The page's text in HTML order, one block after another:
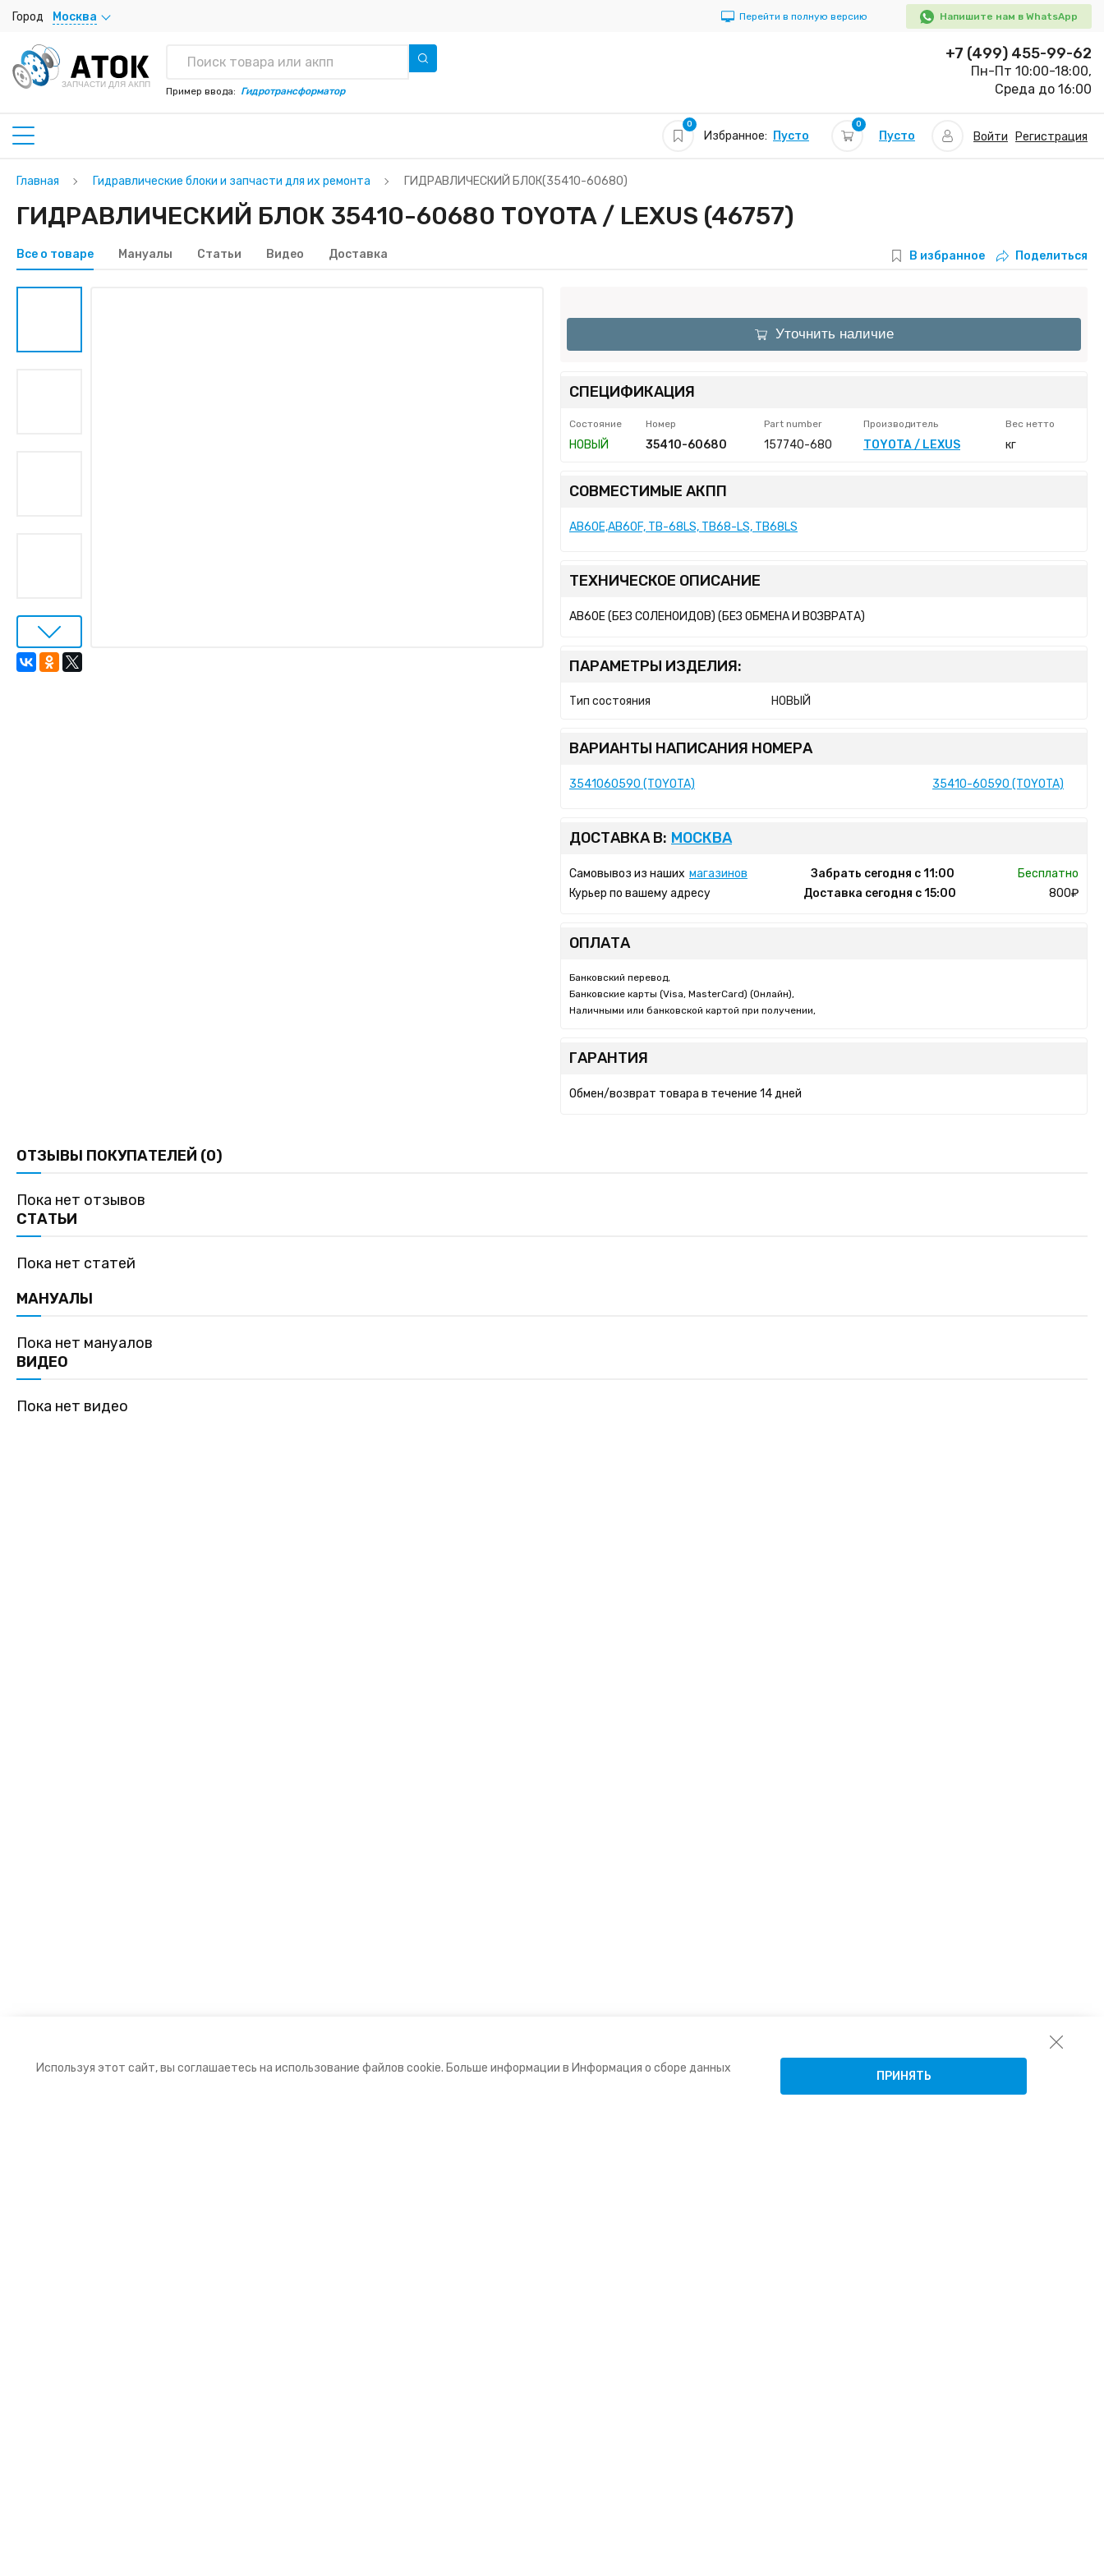
Город Москва Перейти в полную версию Напишите нам в WhatsApp
ЗАПЧАСТИ ДЛЯ АКПП
Пример ввода: Гидротрансформатор
+7 (499) 455-99-62
Пн-Пт 10:00-18:00,
Среда до 16:00
0
Избранное: Пусто
0
Пусто Войти Регистрация
Главная Гидравлические блоки и запчасти для их ремонта ГИДРАВЛИЧЕСКИЙ БЛОК(35410-60680)
ГИДРАВЛИЧЕСКИЙ БЛОК 35410-60680 TOYOTA / LEXUS (46757)
Все о товаре Мануалы Статьи Видео Доставка В избранное Поделиться
Уточнить наличие
СПЕЦИФИКАЦИЯ
Состояние Номер Part number Производитель Вес нетто
НОВЫЙ 35410-60680 157740-680 TOYOTA / LEXUS кг
СОВМЕСТИМЫЕ АКПП
AB60E,AB60F, TB-68LS, TB68-LS, TB68LS
ТЕХНИЧЕСКОЕ ОПИСАНИЕ
AB60E (БЕЗ СОЛЕНОИДОВ) (БЕЗ ОБМЕНА И ВОЗВРАТА)
ПАРАМЕТРЫ ИЗДЕЛИЯ:
Тип состояния НОВЫЙ
ВАРИАНТЫ НАПИСАНИЯ НОМЕРА
3541060590 (TOYOTA) 35410-60590 (TOYOTA)
ДОСТАВКА В: МОСКВА
Самовывоз из наших магазинов Забрать сегодня с 11:00
Бесплатно
Курьер по вашему адресу
Доставка сегодня с 15:00 800₽
ОПЛАТА
Банковский перевод,
Банковские карты (Visa, MasterCard) (Онлайн),
Наличными или банковской картой при получении,
ГАРАНТИЯ
Обмен/возврат товара в течение 14 дней
ОТЗЫВЫ ПОКУПАТЕЛЕЙ (0)
Пока нет отзывов
СТАТЬИ
Пока нет статей
МАНУАЛЫ
Пока нет мануалов
ВИДЕО
Пока нет видео
Используя этот сайт, вы соглашаетесь на использование файлов cookie. Больше информации в Информация о сборе данных
ПРИНЯТЬ